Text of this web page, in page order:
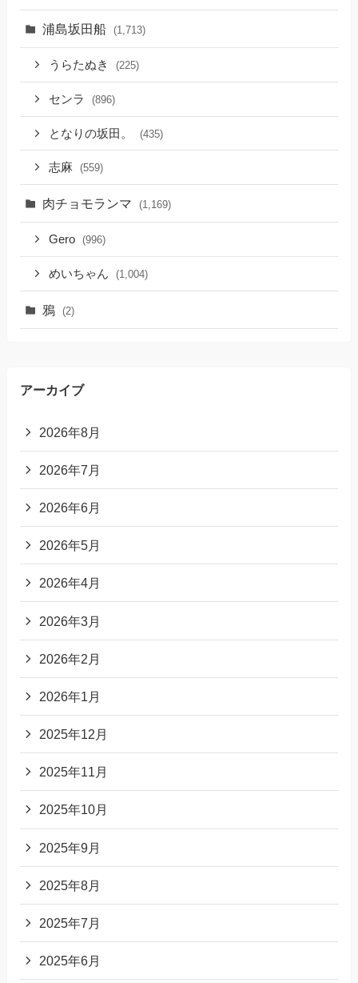
浦島坂田船 (1,713)
うらたぬき (225)
センラ (896)
となりの坂田。 (435)
志麻 (559)
肉チョモランマ (1,169)
Gero (996)
めいちゃん (1,004)
鴉 (2)
アーカイブ
2026年8月
2026年7月
2026年6月
2026年5月
2026年4月
2026年3月
2026年2月
2026年1月
2025年12月
2025年11月
2025年10月
2025年9月
2025年8月
2025年7月
2025年6月